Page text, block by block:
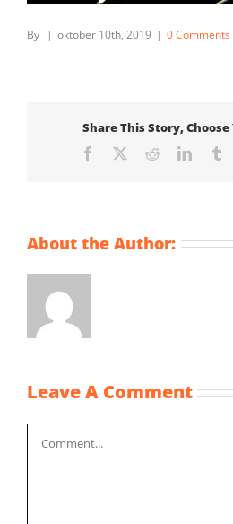
By | oktober 10th, 2019 | 0 Comments
Share This Story,
Facebook Reddit
About the Author:
Leave A Comment